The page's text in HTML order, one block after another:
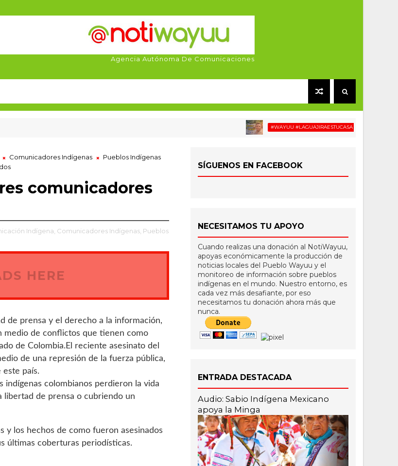
Agencia Autónoma De Comunicaciones
#WAYUU #LAGUAJIRAESTUCASA #MIGRACIÓN
Comunicadores Indígenas
Pueblos Indígenas
comunicadores
Indígena, Comunicadores Indígenas, Pueblos
HERE
de prensa y el derecho a la información,
medio de conflictos que tienen como
de Colombia.El reciente asesinato del
de una represión de la fuerza pública,
este país.
indígenas colombianos perdieron la vida
libertad de prensa o cubriendo un
y los hechos de como fueron asesinados
últimas coberturas periodísticas.
SÍGUENOS EN FACEBOOK
NECESITAMOS TU APOYO
Cuando realizas una donación al NotiWayuu,
apoyas económicamente la producción de
noticias locales del Pueblo Wayuu y el
monitoreo de información sobre pueblos
indígenas en el mundo. Nuestro entorno, es
cada vez más desafiante, por eso
necesitamos tu donación ahora más que
nunca.
ENTRADA DESTACADA
Audio: Sabio Indígena Mexicano
apoya la Minga